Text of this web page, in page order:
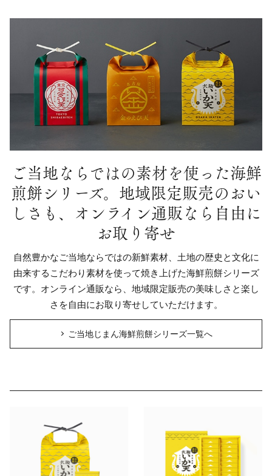
ご当地ならではの素材を使った海鮮
煎餅シリーズ。 地域限定販売のおい
しさも、オンライン通販なら自由に
お取り寄せ
自然豊かなご当地ならではの新鮮素材、土地の歴史と文化に
由来するこだわり素材を使って焼き上げた海鮮煎餅シリーズ
です。オンライン通販なら、地域限定販売の美味しさと楽し
さを自由にお取り寄せしていただけます。
ご当地じまん海鮮煎餅シリーズ一覧へ